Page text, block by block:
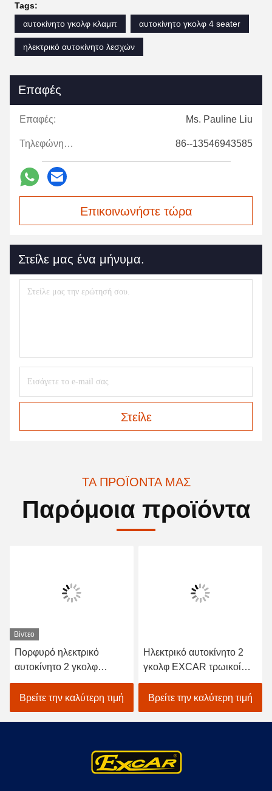
Tags:
αυτοκίνητο γκολφ κλαμπ
αυτοκίνητο γκολφ 4 seater
ηλεκτρικό αυτοκίνητο λεσχών
Επαφές
Επαφές: Ms. Pauline Liu
Τηλεφώνημα: 86--13546943585
Επικοινωνήστε τώρα
Στείλε μας ένα μήνυμα.
Στείλε
ΤΑ ΠΡΟΪΌΝΤΑ ΜΑΣ
Παρόμοια προϊόντα
Βίντεο
Πορφυρό ηλεκτρικό
αυτοκίνητο 2 γκολφ
τρωική μπαταρία κάρρων
γκολφ επιβατών ηλεκτρική
Βρείτε την καλύτερη τιμή
Ηλεκτρικό αυτοκίνητο 2
γκολφ EXCAR τρωικοί
μπαταρία προσώπων
48V/ελεγκτής του Curtis
Βρείτε την καλύτερη τιμή